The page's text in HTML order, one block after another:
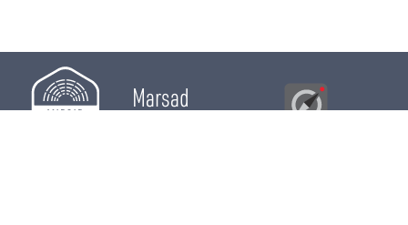
Marsad